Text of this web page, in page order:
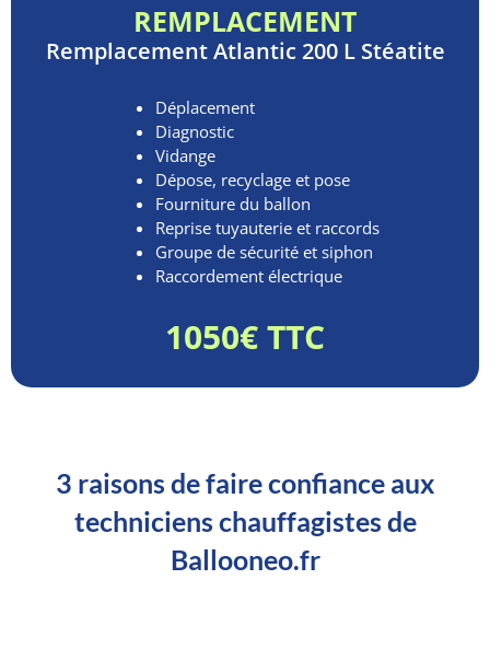
REMPLACEMENT
RemplacementAtlantic 200 L Stéatite
Déplacement
Diagnostic
Vidange
Dépose, recyclage et pose
Fourniture du ballon
Reprise tuyauterie et raccords
Groupe de sécurité et siphon
Raccordement électrique
1050€ TTC
3 raisons de faire confiance aux
techniciens chauffagistes de
Ballooneo.fr